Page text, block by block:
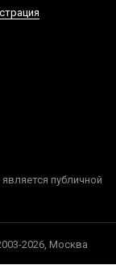
публичной
2026, Москва